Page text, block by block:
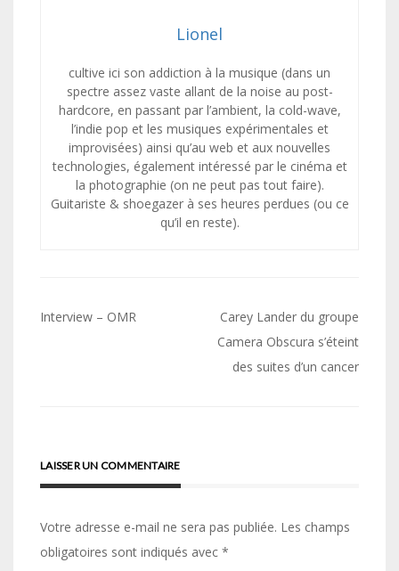
Lionel
cultive ici son addiction à la musique (dans un
spectre assez vaste allant de la noise au post-
hardcore, en passant par l’ambient, la cold-wave,
l’indie pop et les musiques expérimentales et
improvisées) ainsi qu’au web et aux nouvelles
technologies, également intéressé par le cinéma et
la photographie (on ne peut pas tout faire).
Guitariste & shoegazer à ses heures perdues (ou ce
qu’il en reste).
Navigation
Interview – OMR
Carey Lander du groupe
Camera Obscura s’éteint
des suites d’un cancer
LAISSER UN COMMENTAIRE
Votre adresse e-mail ne sera pas publiée. Les champs
obligatoires sont indiqués avec *